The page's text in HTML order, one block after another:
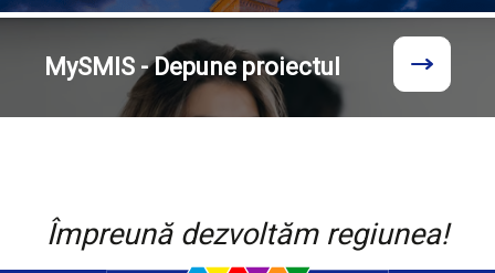
MySMIS - Depune proiectul
Împreună dezvoltăm regiunea!